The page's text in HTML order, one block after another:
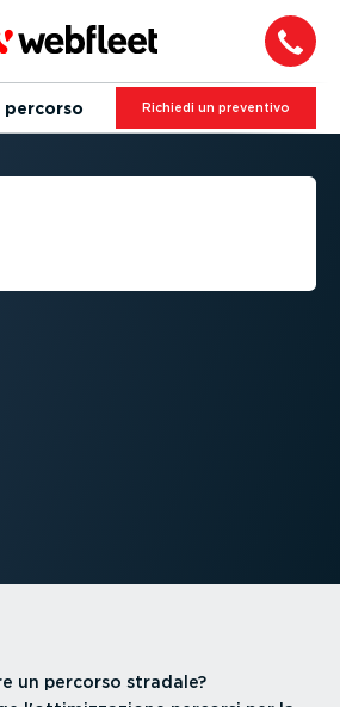
Richiedi un preventivo
un percorso stradale?